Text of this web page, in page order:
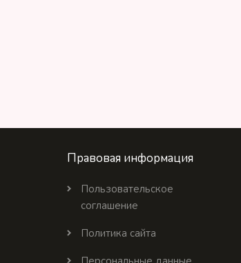
Правовая информация
Пользовательское
соглашение
Политика сайта